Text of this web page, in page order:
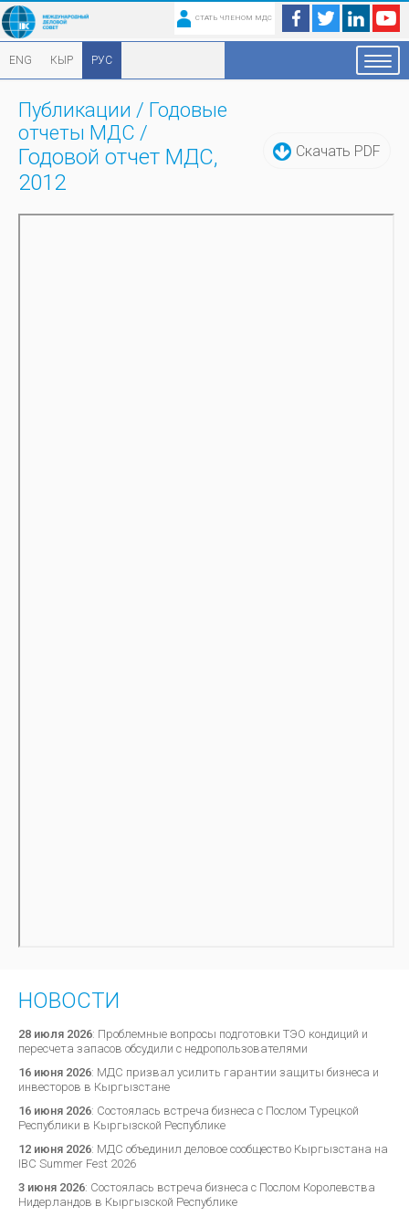
СТАТЬ ЧЛЕНОМ МДС
ENG КЫР РУС
Скачать PDF
Публикации / Годовые
отчеты МДС /
Годовой отчет МДС,
2012
НОВОСТИ
28 июля 2026: Проблемные вопросы подготовки ТЭО кондиций и
пересчета запасов обсудили с недропользователями
16 июня 2026: МДС призвал усилить гарантии защиты бизнеса и
инвесторов в Кыргызстане
16 июня 2026: Состоялась встреча бизнеса с Послом Турецкой
Республики в Кыргызской Республике
12 июня 2026: МДС объединил деловое сообщество Кыргызстана на
IBC Summer Fest 2026
3 июня 2026: Состоялась встреча бизнеса с Послом Королевства
Нидерландов в Кыргызской Республике